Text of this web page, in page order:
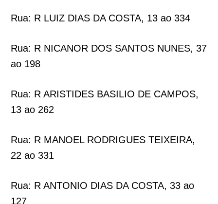
Rua: R LUIZ DIAS DA COSTA, 13 ao 334
Rua: R NICANOR DOS SANTOS NUNES, 37
ao 198
Rua: R ARISTIDES BASILIO DE CAMPOS,
13 ao 262
Rua: R MANOEL RODRIGUES TEIXEIRA,
22 ao 331
Rua: R ANTONIO DIAS DA COSTA, 33 ao
127